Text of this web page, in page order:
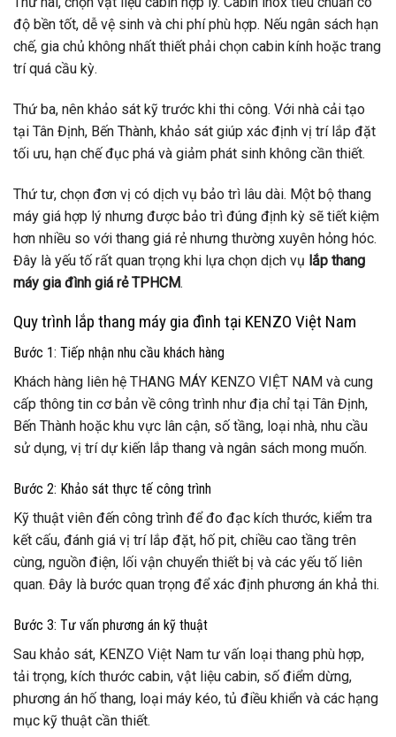
độ bền tốt, dễ vệ sinh và chi phí phù hợp. Nếu ngân sách hạn
chế, gia chủ không nhất thiết phải chọn cabin kính hoặc trang
trí quá cầu kỳ.
Thứ ba, nên khảo sát kỹ trước khi thi công. Với nhà cải tạo
tại Tân Định, Bến Thành, khảo sát giúp xác định vị trí lắp đặt
tối ưu, hạn chế đục phá và giảm phát sinh không cần thiết.
Thứ tư, chọn đơn vị có dịch vụ bảo trì lâu dài. Một bộ thang
máy giá hợp lý nhưng được bảo trì đúng định kỳ sẽ tiết kiệm
hơn nhiều so với thang giá rẻ nhưng thường xuyên hỏng hóc.
Đây là yếu tố rất quan trọng khi lựa chọn dịch vụ lắp thang
máy gia đình giá rẻ TPHCM.
Quy trình lắp thang máy gia đình tại KENZO Việt Nam
Bước 1: Tiếp nhận nhu cầu khách hàng
Khách hàng liên hệ THANG MÁY KENZO VIỆT NAM và cung
cấp thông tin cơ bản về công trình như địa chỉ tại Tân Định,
Bến Thành hoặc khu vực lân cận, số tầng, loại nhà, nhu cầu
sử dụng, vị trí dự kiến lắp thang và ngân sách mong muốn.
Bước 2: Khảo sát thực tế công trình
Kỹ thuật viên đến công trình để đo đạc kích thước, kiểm tra
kết cấu, đánh giá vị trí lắp đặt, hố pit, chiều cao tầng trên
cùng, nguồn điện, lối vận chuyển thiết bị và các yếu tố liên
quan. Đây là bước quan trọng để xác định phương án khả thi.
Bước 3: Tư vấn phương án kỹ thuật
Sau khảo sát, KENZO Việt Nam tư vấn loại thang phù hợp,
tải trọng, kích thước cabin, vật liệu cabin, số điểm dừng,
phương án hố thang, loại máy kéo, tủ điều khiển và các hạng
mục kỹ thuật cần thiết.